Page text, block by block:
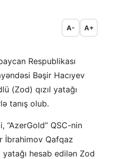
A- A+
Respublikası
Bəşir Hacıyev
(Zod) qızıl yatağı
tanış olub.
“AzerGold” QSC-nin
İbrahimov Qafqaz
yatağı hesab edilən Zod